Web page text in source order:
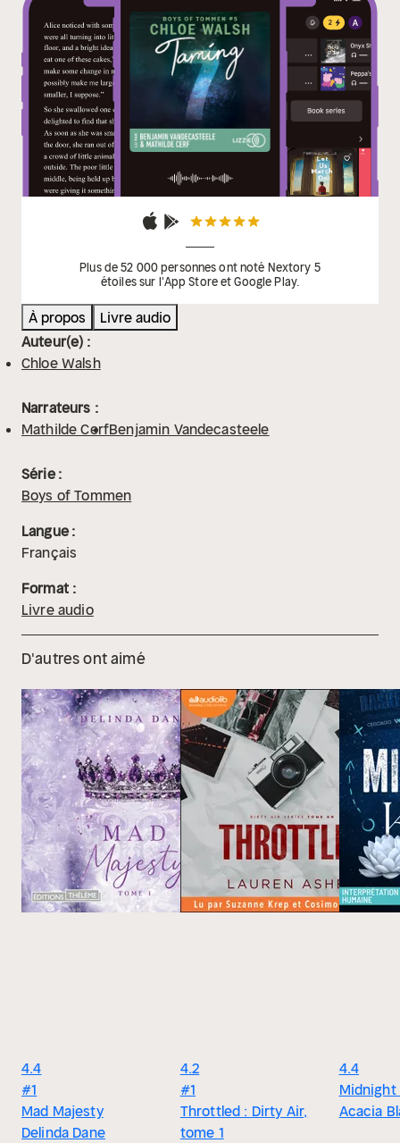
Plus de 52 000 personnes ont noté Nextory 5
étoiles sur l'App Store et Google Play.
À propos
Livre audio
Auteur(e) :
Chloe Walsh
Narrateurs :
Mathilde CerfBenjamin Vandecasteele
Série :
Boys of Tommen
Langue :
Français
Format :
Livre audio
D'autres ont aimé
4.4
#1
Mad Majesty
Delinda Dane
4.2
#1
Throttled : Dirty Air,
tome 1
4.4
Midnight
Acacia